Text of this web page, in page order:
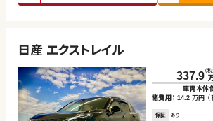
日産 エクストレイル
337.9（
車両本体
諸費用： 14.2 万円
保証 あり